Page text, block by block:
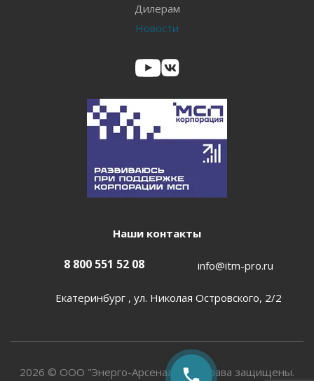
Дилерам
Новости
Наши контакты
8 800 551 52 08 info@itm-pro.ru
Екатеринбург , ул. Николая Островского, 2/2
2026 © ООО "Энерго-Арсенал". Все права защищены.